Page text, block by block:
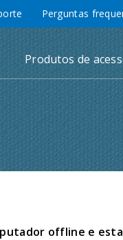
Perguntas
Produtos de
offline e